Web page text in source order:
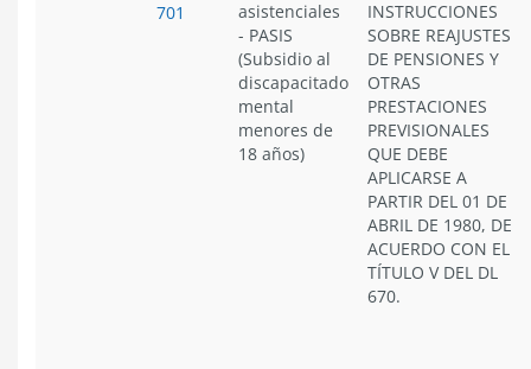
701
asistenciales
- PASIS
(Subsidio al
discapacitado
mental
menores de
18 años)
INSTRUCCIONES
SOBRE REAJUSTES
DE PENSIONES Y
OTRAS
PRESTACIONES
PREVISIONALES
QUE DEBE
APLICARSE A
PARTIR DEL 01 DE
ABRIL DE 1980, DE
ACUERDO CON EL
TÍTULO V DEL DL
670.